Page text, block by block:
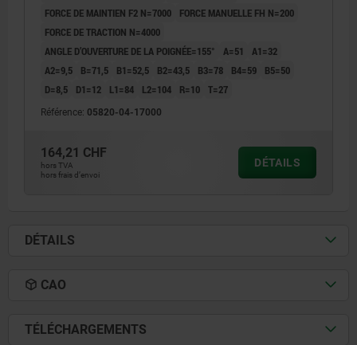
FORCE DE MAINTIEN F2 N=7000
FORCE MANUELLE FH N=200
FORCE DE TRACTION N=4000
ANGLE D’OUVERTURE DE LA POIGNÉE=155°
A=51
A1=32
A2=9,5
B=71,5 B1=52,5 B2=43,5 B3=78 B4=59
B5=50
D=8,5
D1=12 L1=84 L2=104 R=10 T=27
Référence: 05820-04-17000
164,21 CHF
hors TVA
hors frais d’envoi
DÉTAILS
DÉTAILS
CAO
TÉLÉCHARGEMENTS